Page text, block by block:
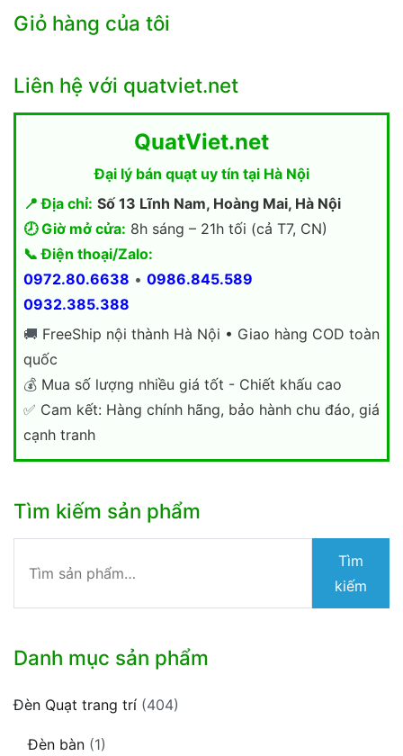
Giỏ hàng của tôi
Liên hệ với quatviet.net
QuatViet.net
Đại lý bán quạt uy tín tại Hà Nội
📍 Địa chỉ: Số 13 Lĩnh Nam, Hoàng Mai, Hà Nội
🕗 Giờ mở cửa: 8h sáng – 21h tối (cả T7, CN)
📞 Điện thoại/Zalo:
0972.80.6638 • 0986.845.589
0932.385.388
🚚 FreeShip nội thành Hà Nội • Giao hàng COD toàn
quốc
💰 Mua số lượng nhiều giá tốt - Chiết khấu cao
✅ Cam kết: Hàng chính hãng, bảo hành chu đáo, giá
cạnh tranh
Tìm kiếm sản phẩm
kiếm:
Tìm
kiếm
Danh mục sản phẩm
Đèn Quạt trang trí (404)
Đèn bàn (1)